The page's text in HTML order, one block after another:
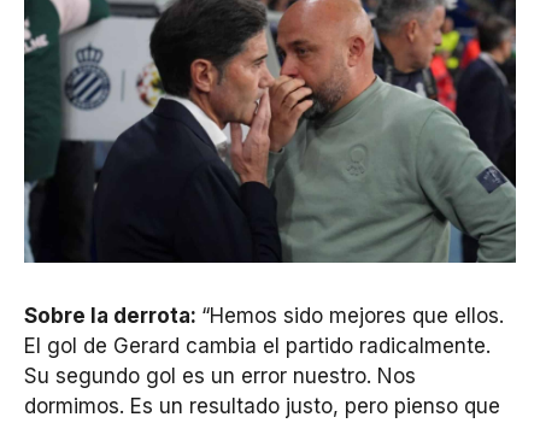
Sobre la derrota: “Hemos sido mejores que ellos.
El gol de Gerard cambia el partido radicalmente.
Su segundo gol es un error nuestro. Nos
dormimos. Es un resultado justo, pero pienso que